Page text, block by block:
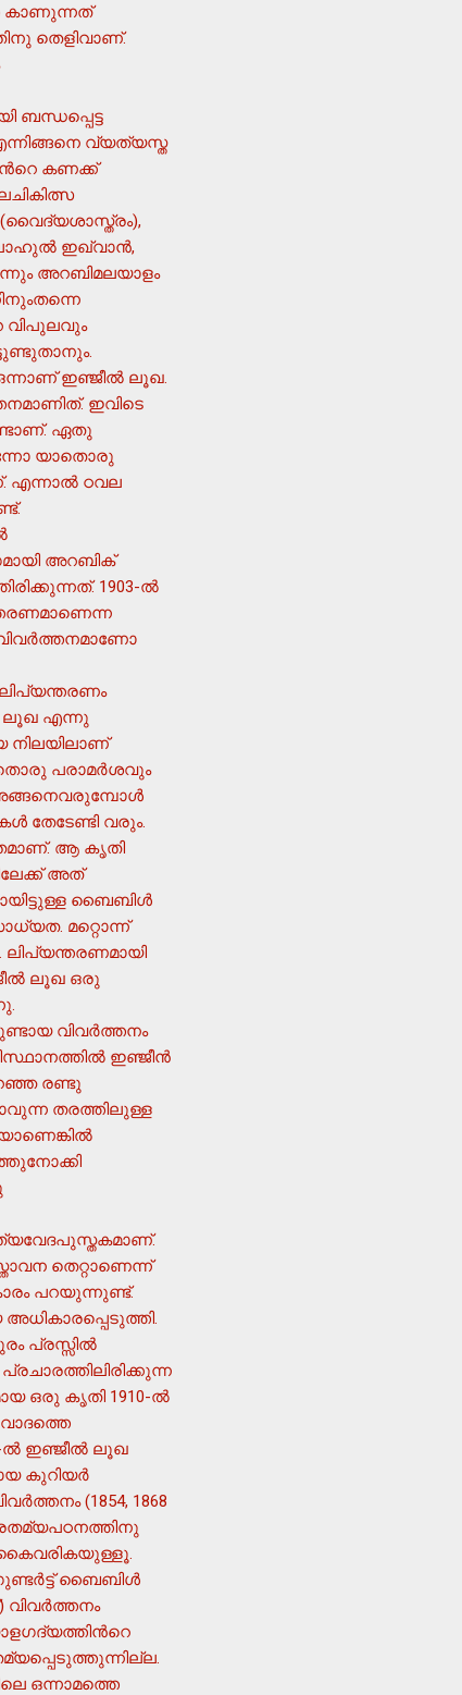
കാണുന്നത്
തെളിവാണ്.
വ്യത്യസ്ത
കണക്ക്
ഇഖ്വാന്‍,
അറബിമലയാളം
വിപുലവും
ഇഞ്ജീല്‍ ലൂഖ.
ഇവിടെ
ഏതു
യാതൊരു
എന്നാല്‍ ഠവല
അറബിക്
1903-ല്‍
ലൂഖ എന്നു
നിലയിലാണ്
പരാമര്‍ശവും
തേടേണ്ടി വരും.
ആ കൃതി
അത്
ബൈബിള്‍
മറ്റൊന്ന്
ലിപ്യന്തരണമായി
ലൂഖ ഒരു
വിവര്‍ത്തനം
ഇഞ്ജീന്‍
രണ്ടു
തരത്തിലുള്ള
തെറ്റാണെന്ന്
പറയുന്നുണ്ട്.
പ്രസ്സില്‍
ഒരു കൃതി 1910-ല്‍
ല്‍ ഇഞ്ജീല്‍ ലൂഖ
കുറിയര്‍
(1854, 1868
കൈവരികയുള്ളൂ.
ബൈബിള്‍
ഒന്നാമത്തെ